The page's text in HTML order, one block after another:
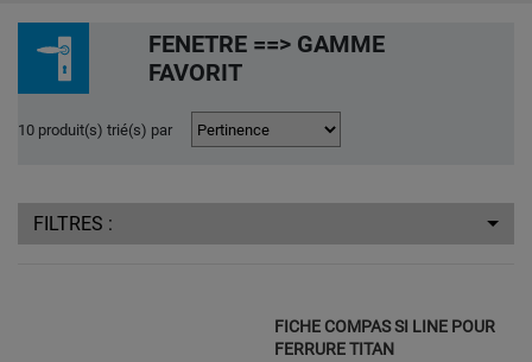
FENETRE ==> GAMME
FAVORIT
10 produit(s) trié(s) par
FILTRES :
FICHE COMPAS SI LINE POUR
FERRURE TITAN